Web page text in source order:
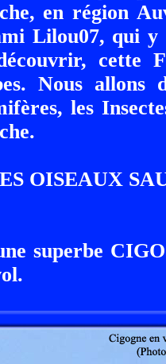
en région
Lilou07, qui y
cette
Nous allons
les
OISEAUX
superbe